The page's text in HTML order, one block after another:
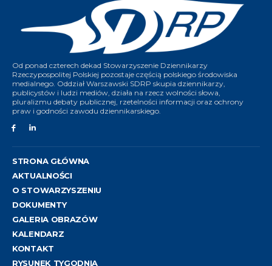
Od ponad czterech dekad Stowarzyszenie Dziennikarzy
Rzeczypospolitej Polskiej pozostaje częścią polskiego środowiska
medialnego. Oddział Warszawski SDRP skupia dziennikarzy,
publicystów i ludzi mediów, działa na rzecz wolności słowa,
pluralizmu debaty publicznej, rzetelności informacji oraz ochrony
praw i godności zawodu dziennikarskiego.
STRONA GŁÓWNA
AKTUALNOŚCI
O STOWARZYSZENIU
DOKUMENTY
GALERIA OBRAZÓW
KALENDARZ
KONTAKT
RYSUNEK TYGODNIA